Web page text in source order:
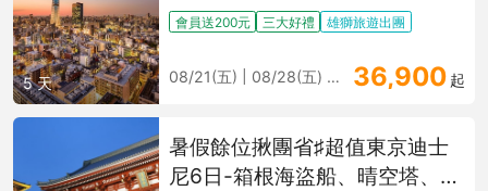
5 天
號.富士山美景.淺草寺.上野阿美
會員送200元 三大好禮 雄獅旅遊出團
08/21(五) | 08/28(五) 更多 36,900 起
暑假餘位揪團省♯超值東京迪士
尼6日-箱根海盜船、晴空塔、迪